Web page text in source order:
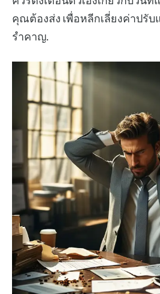
คุณต้องส่ง เพื่อหลีกเลี่ยงค่าปรั
รำคาญ.